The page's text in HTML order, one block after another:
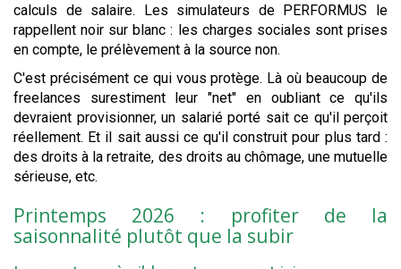
calculs de salaire. Les simulateurs de PERFORMUS le
rappellent noir sur blanc : les charges sociales sont prises
en compte, le prélèvement à la source non.
C'est précisément ce qui vous protège. Là où beaucoup de
freelances surestiment leur "net" en oubliant ce qu'ils
devraient provisionner, un salarié porté sait ce qu'il perçoit
réellement. Et il sait aussi ce qu'il construit pour plus tard :
des droits à la retraite, des droits au chômage, une mutuelle
sérieuse, etc.
Printemps 2026 : profiter de la
saisonnalité plutôt que la subir